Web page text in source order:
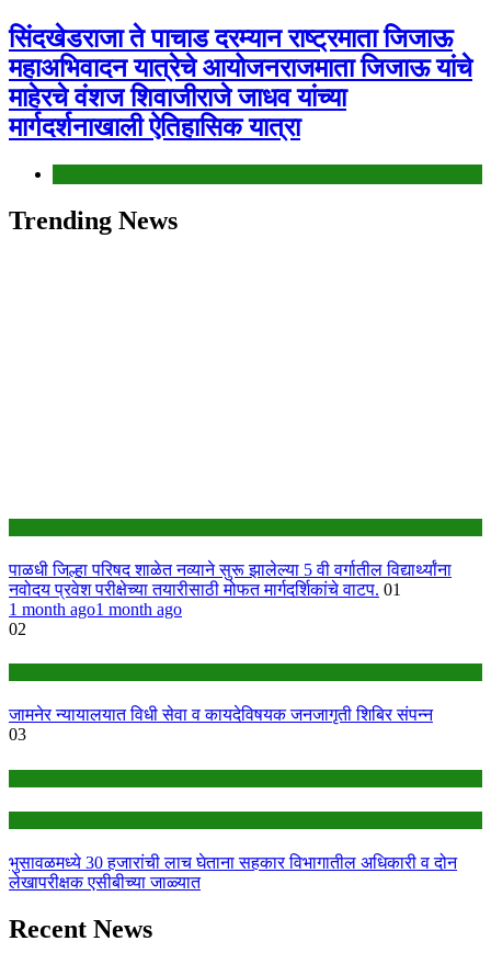
सिंदखेडराजा ते पाचाड दरम्यान राष्ट्रमाता जिजाऊ
महाअभिवादन यात्रेचे आयोजनराजमाता जिजाऊ यांचे
माहेरचे वंशज शिवाजीराजे जाधव यांच्या
मार्गदर्शनाखाली ऐतिहासिक यात्रा
Trending News
पाळधी जिल्हा परिषद शाळेत नव्याने सुरू झालेल्या 5 वी वर्गातील विद्यार्थ्यांना
नवोदय प्रवेश परीक्षेच्या तयारीसाठी मोफत मार्गदर्शिकांचे वाटप. 01
1 month ago1 month ago
02
जामनेर न्यायालयात विधी सेवा व कायदेविषयक जनजागृती शिबिर संपन्न
03
भुसावळमध्ये 30 हजारांची लाच घेताना सहकार विभागातील अधिकारी व दोन
लेखापरीक्षक एसीबीच्या जाळ्यात
Recent News